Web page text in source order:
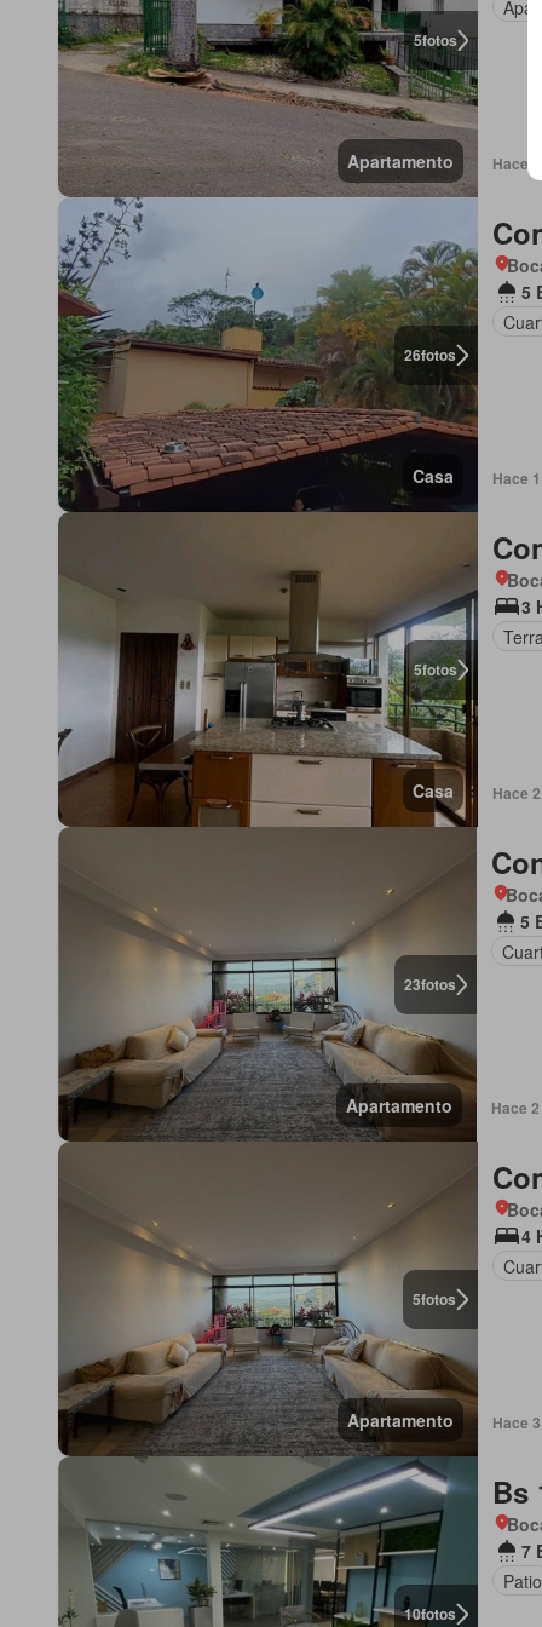
5fotos
Apartamento Hace
26fotos
Casa
5
Hace
5fotos
Casa
3
Hace
23fotos
Apartamento
5
Hace
5fotos
Apartamento
4
Hace
10fotos
Bs
7
Patio